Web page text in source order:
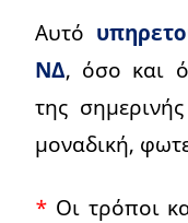
Αυτό
ΝΔ, όσο και
της
μοναδική,
* Οι τρόποι